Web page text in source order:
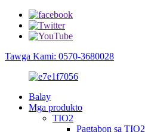
Tawga Kami: 0570-3680028
Balay
Mga produkto
TIO2
Pagtabon sa TIO2